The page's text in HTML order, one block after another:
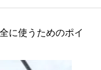
に使うためのポイ